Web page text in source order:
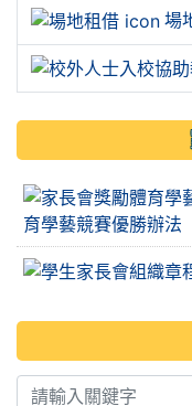
場
育學藝競賽優勝辦法